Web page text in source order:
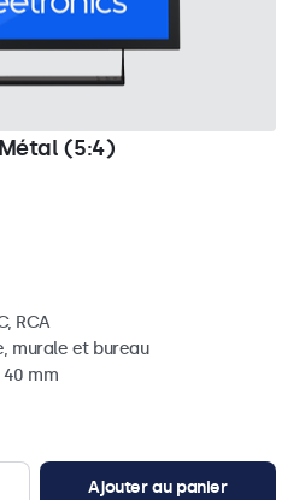
(5:4)
RCA
murale et bureau
40 mm
Ajouter au panier